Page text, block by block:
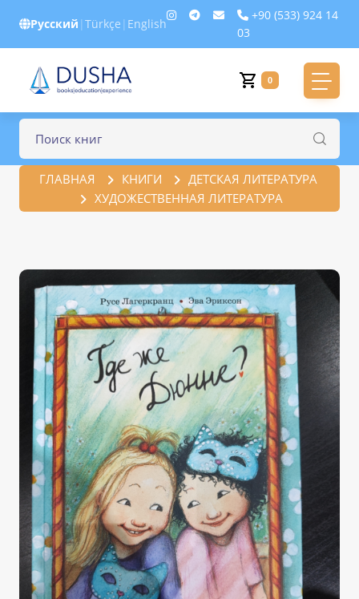
Русский | Türkçe | English
+90 (533) 924 14
03
0
ГЛАВНАЯ КНИГИ
ДЕТСКАЯ ЛИТЕРАТУРА
ХУДОЖЕСТВЕННАЯ ЛИТЕРАТУРА